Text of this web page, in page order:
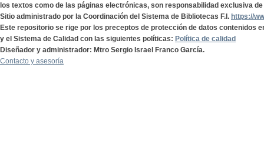
los textos como de las páginas electrónicas, son responsabilidad exclusiva
Sitio administrado por la Coordinación del Sistema de Bibliotecas F.I. https://
Este repositorio se rige por los preceptos de protección de datos contenidos
y el Sistema de Calidad con las siguientes políticas: Política de calidad
Diseñador y administrador: Mtro Sergio Israel Franco García.
Contacto y asesoría